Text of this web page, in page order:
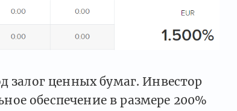
залог ценных бумаг. Инвестор
обеспечение в размере 200%